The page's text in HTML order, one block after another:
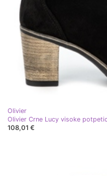
Olivier
Olivier Crne Lucy visoke
108,01 €